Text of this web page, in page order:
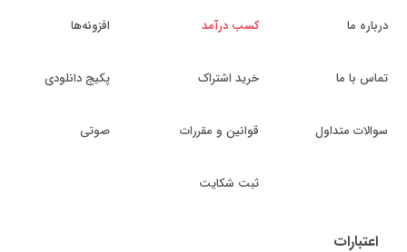
درباره ما
تماس با ما
سوالات متداول
کسب درآمد
خرید اشتراک
قوانین و مقررات
ثبت شکایت
افزونه‌ها
پکیج دانلودی
صوتی
اعتبارات